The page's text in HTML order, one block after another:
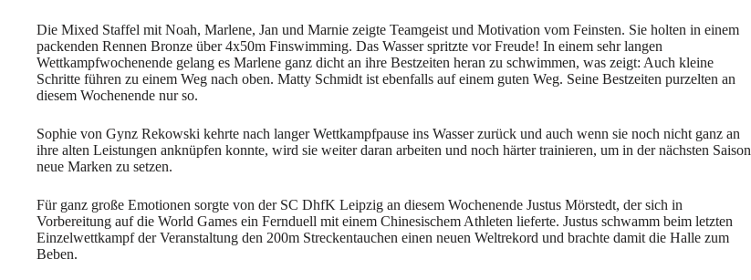
Die Mixed Staffel mit Noah, Marlene, Jan und Marnie zeigte Teamgeist und Motivation vom Feinsten. Sie holten in einem
packenden Rennen Bronze über 4x50m Finswimming. Das Wasser spritzte vor Freude! In einem sehr langen
Wettkampfwochenende gelang es Marlene ganz dicht an ihre Bestzeiten heran zu schwimmen, was zeigt: Auch kleine
Schritte führen zu einem Weg nach oben. Matty Schmidt ist ebenfalls auf einem guten Weg. Seine Bestzeiten purzelten an
diesem Wochenende nur so.
Sophie von Gynz Rekowski kehrte nach langer Wettkampfpause ins Wasser zurück und auch wenn sie noch nicht ganz an
ihre alten Leistungen anknüpfen konnte, wird sie weiter daran arbeiten und noch härter trainieren, um in der nächsten Saison
neue Marken zu setzen.
Für ganz große Emotionen sorgte von der SC DhfK Leipzig an diesem Wochenende Justus Mörstedt, der sich in
Vorbereitung auf die World Games ein Fernduell mit einem Chinesischem Athleten lieferte. Justus schwamm beim letzten
Einzelwettkampf der Veranstaltung den 200m Streckentauchen einen neuen Weltrekord und brachte damit die Halle zum
Beben.